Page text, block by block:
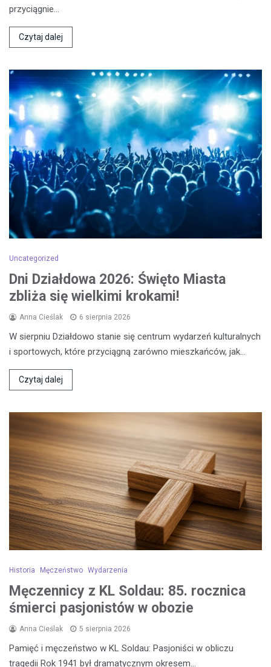
przyciągnie…
Czytaj dalej
Uncategorized
Dni Działdowa 2026: Święto Miasta
zbliża się wielkimi krokami!
Anna Cieślak 6 sierpnia 2026
W sierpniu Działdowo stanie się centrum wydarzeń kulturalnych
i sportowych, które przyciągną zarówno mieszkańców, jak…
Czytaj dalej
Historia Męczeństwo Wydarzenia
Męczennicy z KL Soldau: 85. rocznica
śmierci pasjonistów w obozie
Anna Cieślak 5 sierpnia 2026
Pamięć i męczeństwo w KL Soldau: Pasjoniści w obliczu
tragedii Rok 1941 był dramatycznym okresem…